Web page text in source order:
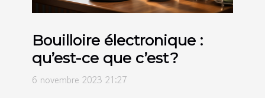
Bouilloire électronique :
qu’est-ce que c’est ?
6 novembre 2023 21:27